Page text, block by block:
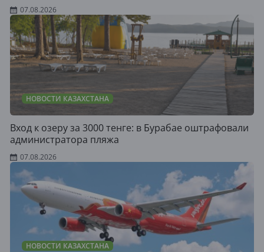
07.08.2026
НОВОСТИ КАЗАХСТАНА
Вход к озеру за 3000 тенге: в Бурабае оштрафовали
администратора пляжа
07.08.2026
НОВОСТИ КАЗАХСТАНА